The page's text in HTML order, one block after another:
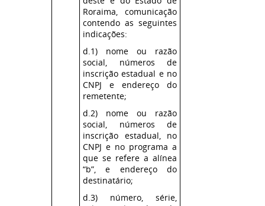
Roraima, comunicação
contendo as seguintes
indicações:
d.1) nome ou razão
social, números de
inscrição estadual e no
CNPJ e endereço do
remetente;
d.2) nome ou razão
social, números de
inscrição estadual, no
CNPJ e no programa a
que se refere a alínea
“b”, e endereço do
destinatário;
d.3) número, série,